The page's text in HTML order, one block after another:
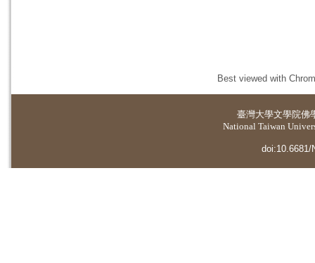
Best viewed with
臺灣大學文學院佛
National Taiwan
doi:10.6681/